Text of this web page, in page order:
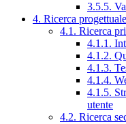
3.5.5.
4. Ricerca progettuale
4.1. Ricerca
4.1.1.
4.1.2.
4.1.3.
4.1.4.
4.1.5.
utente
4.2. Ricerca